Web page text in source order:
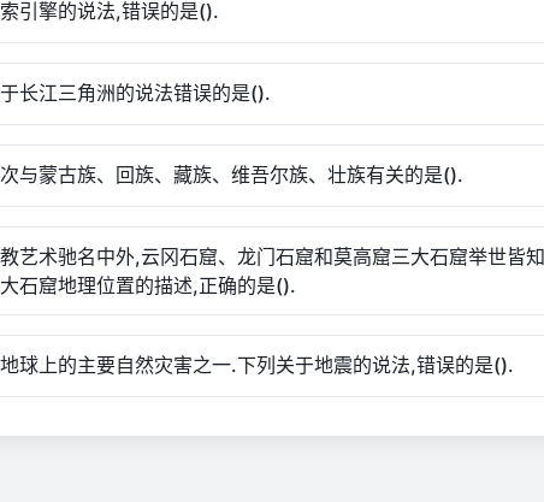
引擎的说法,错误的是().
长江三角洲的说法错误的是().
与蒙古族、回族、藏族、维吾尔族、壮族有关的是().
艺术驰名中外,云冈石窟、龙门石窟和莫高窟三大石窟举世皆
石窟地理位置的描述,正确的是().
球上的主要自然灾害之一.下列关于地震的说法,错误的是().